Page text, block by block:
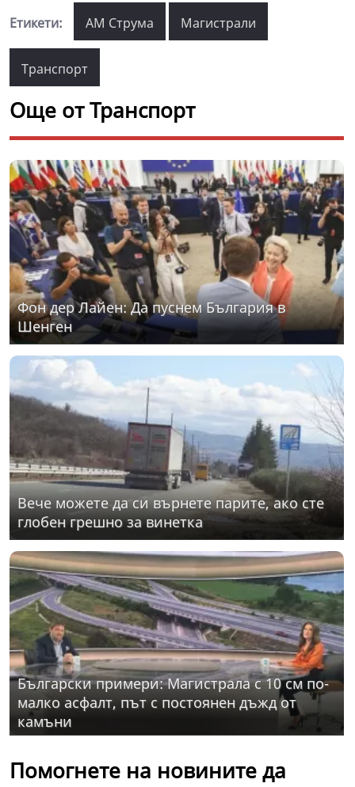
Етикети: АМ Струма Магистрали
Транспорт
Още от Транспорт
Фон дер Лайен: Да пуснем България в
Шенген
Вече можете да си върнете парите, ако сте
глобен грешно за винетка
Български примери: Магистрала с 10 см по-
малко асфалт, път с постоянен дъжд от
камъни
Помогнете на новините да